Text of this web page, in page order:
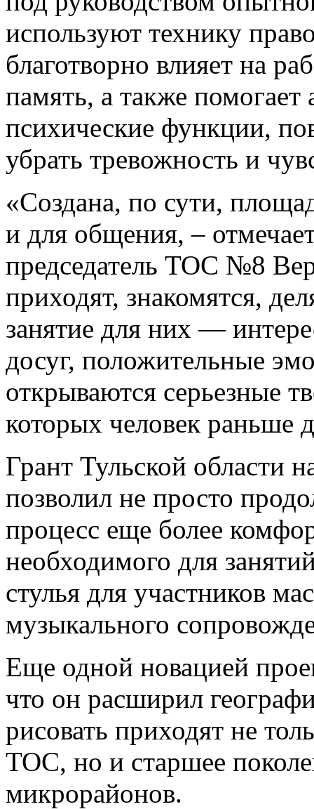
используют технику
благотворно влияет на
память, а также
психические функции,
убрать тревожность и
«Создана, по сути,
и для общения, –
председатель ТОС №8
приходят, знакомятся,
занятие для них —
досуг, положительные
открываются серьезные
которых человек раньше
Грант Тульской области
позволил не просто
процесс еще более
необходимого для
стулья для участников
музыкального
Еще одной новацией
что он расширил
рисовать приходят не
ТОС, но и старшее
микрорайонов.